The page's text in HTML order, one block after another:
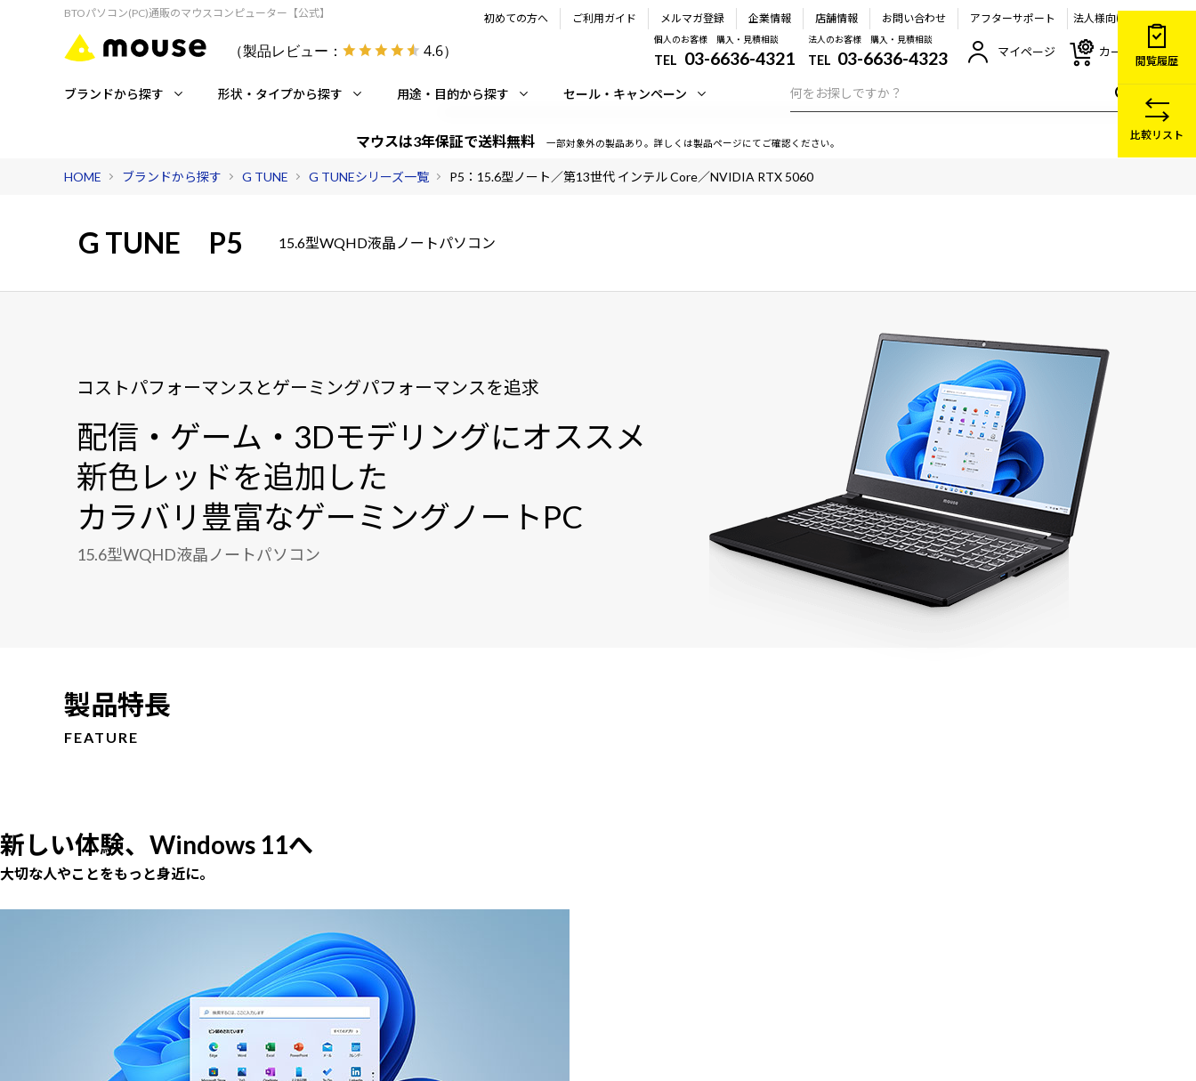
BTOパソコン(PC)通販のマウスコンピューター【公式】
（製品レビュー： 4.6）
初めての方へ ご利用ガイド メルマガ登録 企業情報 店舗情報 お問い合わせ アフターサポート 法人様向け
個人のお客様 購入・見積相談
TEL 03-6636-4321
法人のお客様 購入・見積相談
TEL 03-6636-4323 マイページ カート
ブランドから探す 形状・タイプから探す 用途・目的から探す セール・キャンペーン
マウスは3年保証で送料無料 一部対象外の製品あり。詳しくは製品ページにてご確認ください。
HOME ブランドから探す G TUNE G TUNEシリーズ一覧 P5：15.6型ノート／第13世代 インテル Core／NVIDIA RTX 5060
G TUNE P5 15.6型WQHD液晶ノートパソコン
コストパフォーマンスとゲーミングパフォーマンスを追求
配信・ゲーム・3Dモデリングにオススメ
新色レッドを追加した
カラバリ豊富なゲーミングノートPC
15.6型WQHD液晶ノートパソコン
製品特長
FEATURE
新しい体験、Windows 11へ
大切な人やことをもっと身近に。
閲覧履歴
比較リスト